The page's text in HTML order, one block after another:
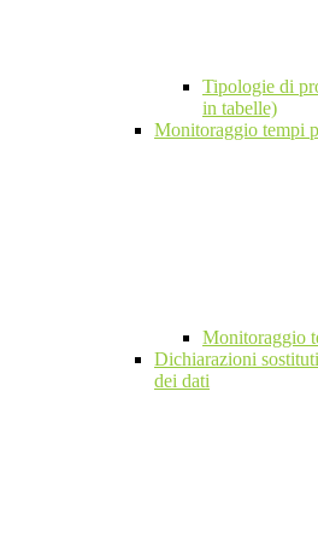
Tipologie di
in tabelle)
Monitoraggio tempi
Monitoraggio
Dichiarazioni
dei dati